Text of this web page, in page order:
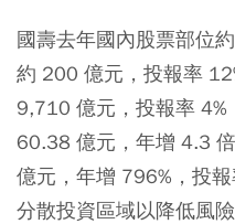
國壽去年國內股票部位
約 200 億元，投報率
9,710 億元，投報率
60.38 億元，年增 4.3
億元，年增 796%，投
分散投資區域以降低風